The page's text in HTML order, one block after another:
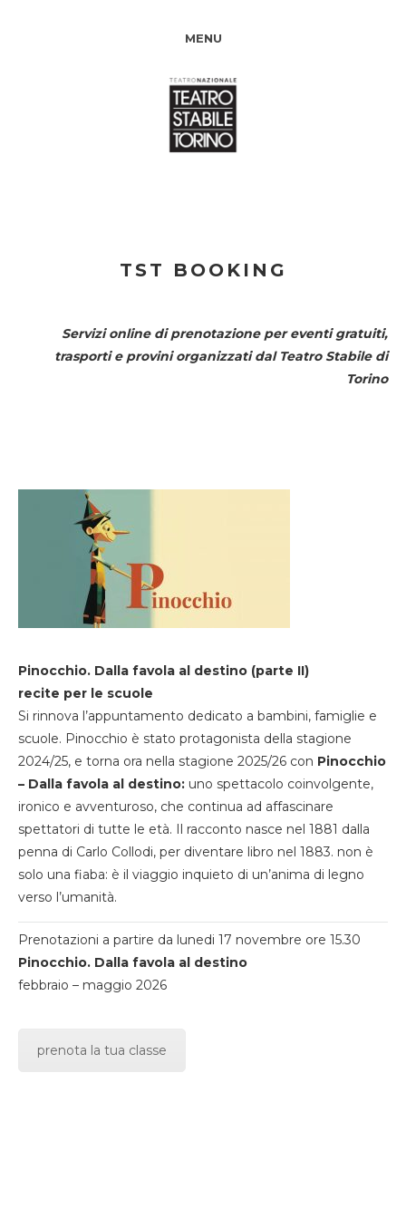
MENU
TST BOOKING
Servizi online di prenotazione per eventi gratuiti,
trasporti e provini organizzati dal Teatro Stabile di
Torino
Pinocchio. Dalla favola al destino (parte II)
recite per le scuole
Si rinnova l’appuntamento dedicato a bambini, famiglie e
scuole. Pinocchio è stato protagonista della stagione
2024/25, e torna ora nella stagione 2025/26 con Pinocchio
– Dalla favola al destino: uno spettacolo coinvolgente,
ironico e avventuroso, che continua ad affascinare
spettatori di tutte le età. Il racconto nasce nel 1881 dalla
penna di Carlo Collodi, per diventare libro nel 1883. non è
solo una fiaba: è il viaggio inquieto di un’anima di legno
verso l’umanità.
Prenotazioni a partire da lunedi 17 novembre ore 15.30
Pinocchio. Dalla favola al destino
febbraio – maggio 2026
prenota la tua classe